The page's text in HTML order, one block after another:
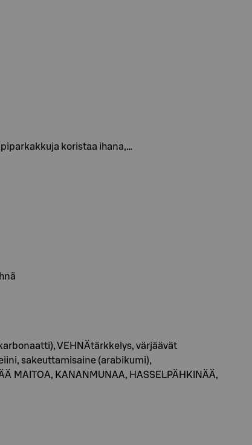
koristaa ihana,…
VEHNÄtärkkelys, värjäävät
sakeuttamisaine (arabikumi),
MAITOA, KANANMUNAA, HASSELPÄHKINÄÄ,